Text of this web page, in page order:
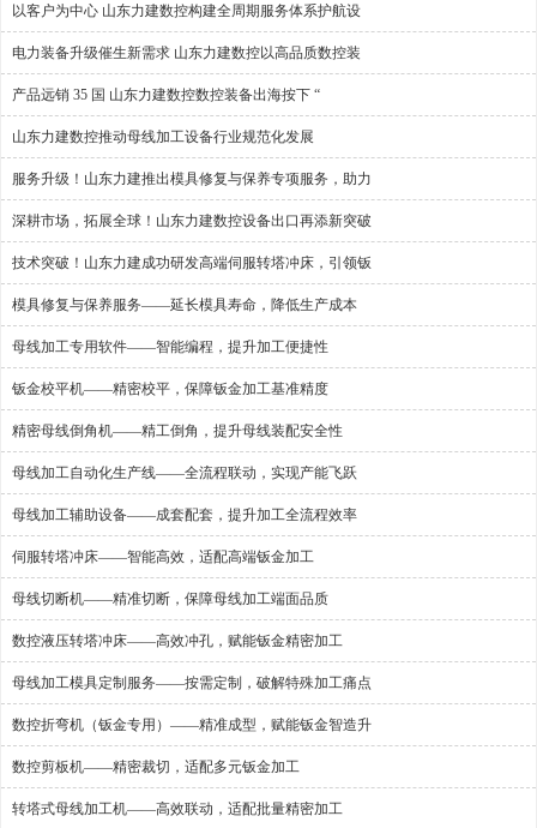
以客户为中心 山东力建数控构建全周期服务体系护航设
电力装备升级催生新需求 山东力建数控以高品质数控装
产品远销 35 国 山东力建数控数控装备出海按下 “
山东力建数控推动母线加工设备行业规范化发展
服务升级！山东力建推出模具修复与保养专项服务，助力
深耕市场，拓展全球！山东力建数控设备出口再添新突破
技术突破！山东力建成功研发高端伺服转塔冲床，引领钣
模具修复与保养服务——延长模具寿命，降低生产成本
母线加工专用软件——智能编程，提升加工便捷性
钣金校平机——精密校平，保障钣金加工基准精度
精密母线倒角机——精工倒角，提升母线装配安全性
母线加工自动化生产线——全流程联动，实现产能飞跃
母线加工辅助设备——成套配套，提升加工全流程效率
伺服转塔冲床——智能高效，适配高端钣金加工
母线切断机——精准切断，保障母线加工端面品质
数控液压转塔冲床——高效冲孔，赋能钣金精密加工
母线加工模具定制服务——按需定制，破解特殊加工痛点
数控折弯机（钣金专用）——精准成型，赋能钣金智造升
数控剪板机——精密裁切，适配多元钣金加工
转塔式母线加工机——高效联动，适配批量精密加工